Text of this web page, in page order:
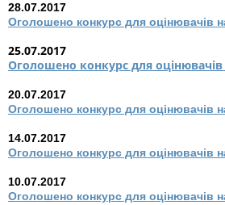
28.07.2017
Оголошено конкурс для оцінювачів
25.07.2017
Оголошено конкурс для оцінювачів
20.07.2017
Оголошено конкурс для оцінювачів
14.07.2017
Оголошено конкурс для оцінювачів
10.07.2017
Оголошено конкурс для оцінювачів